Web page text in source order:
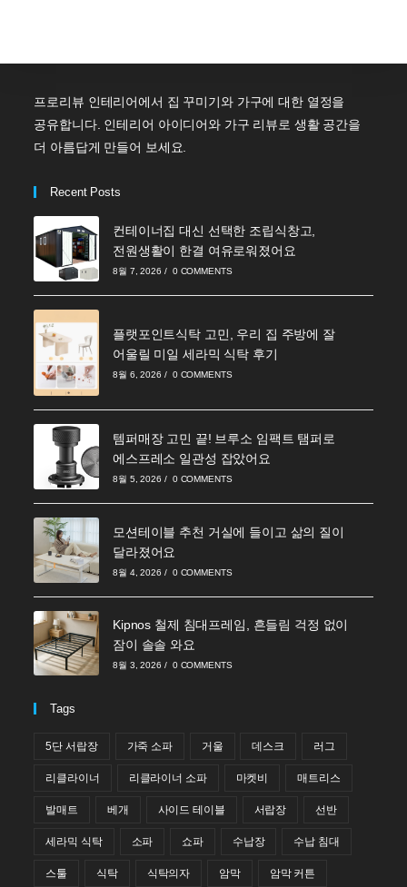
프로리뷰 인테리어에서 집 꾸미기와 가구에 대한 열정을
공유합니다. 인테리어 아이디어와 가구 리뷰로 생활 공간을
더 아름답게 만들어 보세요.
Recent Posts
컨테이너집 대신 선택한 조립식창고,
전원생활이 한결 여유로워졌어요
8월 7, 2026 / 0 COMMENTS
플랫포인트식탁 고민, 우리 집 주방에 잘
어울릴 미일 세라믹 식탁 후기
8월 6, 2026 / 0 COMMENTS
템퍼매장 고민 끝! 브루소 임팩트 탬퍼로
에스프레소 일관성 잡았어요
8월 5, 2026 / 0 COMMENTS
모션테이블 추천 거실에 들이고 삶의 질이
달라졌어요
8월 4, 2026 / 0 COMMENTS
Kipnos 철제 침대프레임, 흔들림 걱정 없이
잠이 솔솔 와요
8월 3, 2026 / 0 COMMENTS
Tags
5단 서랍장 가죽 소파 거울 데스크 러그
리클라이너 리클라이너 소파 마켓비 매트리스
발매트 베개 사이드 테이블 서랍장 선반
세라믹 식탁 소파 쇼파 수납장 수납 침대
스툴 식탁 식탁의자 암막 암막 커튼